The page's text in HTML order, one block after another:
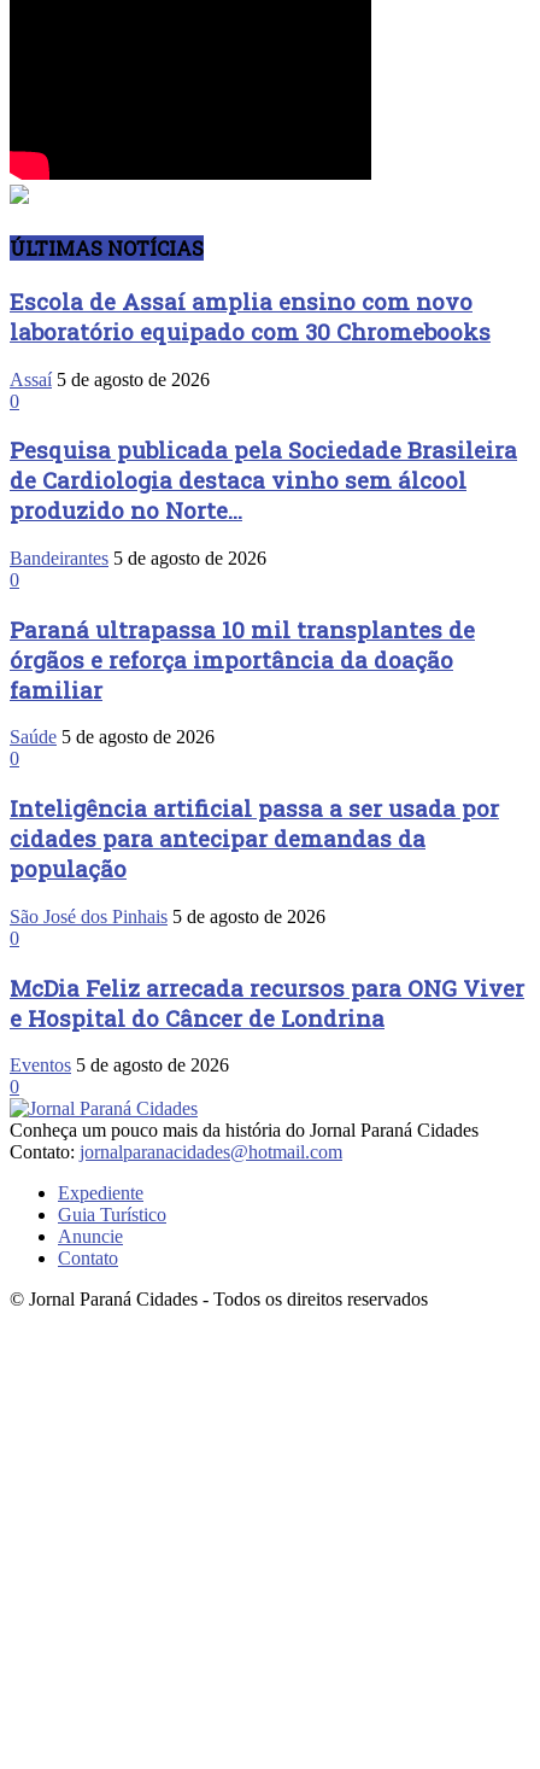
ÚLTIMAS NOTÍCIAS
Escola de Assaí amplia ensino com novo
laboratório equipado com 30 Chromebooks
Assaí 5 de agosto de 2026
0
Pesquisa publicada pela Sociedade Brasileira
de Cardiologia destaca vinho sem álcool
produzido no Norte...
Bandeirantes 5 de agosto de 2026
0
Paraná ultrapassa 10 mil transplantes de
órgãos e reforça importância da doação
familiar
Saúde 5 de agosto de 2026
0
Inteligência artificial passa a ser usada por
cidades para antecipar demandas da
população
São José dos Pinhais 5 de agosto de 2026
0
McDia Feliz arrecada recursos para ONG Viver
e Hospital do Câncer de Londrina
Eventos 5 de agosto de 2026
0
Conheça um pouco mais da história do Jornal Paraná Cidades
Contato: jornalparanacidades@hotmail.com
Expediente
Guia Turístico
Anuncie
Contato
© Jornal Paraná Cidades - Todos os direitos reservados